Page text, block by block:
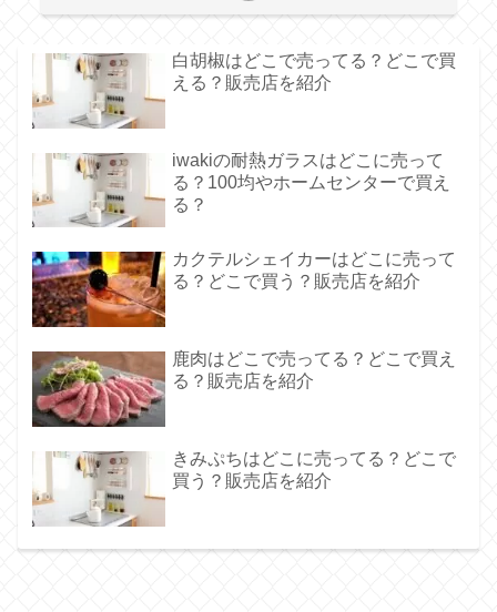
白胡椒はどこで売ってる？どこで買
える？販売店を紹介
iwakiの耐熱ガラスはどこに売って
る？100均やホームセンターで買え
る？
カクテルシェイカーはどこに売って
る？どこで買う？販売店を紹介
鹿肉はどこで売ってる？どこで買え
る？販売店を紹介
きみぷちはどこに売ってる？どこで
買う？販売店を紹介